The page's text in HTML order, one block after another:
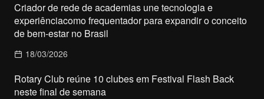
Criador de rede de academias une tecnologia e
experiênciacomo frequentador para expandir o conceito
de bem-estar no Brasil
18/03/2026
Rotary Club reúne 10 clubes em Festival Flash Back
neste final de semana